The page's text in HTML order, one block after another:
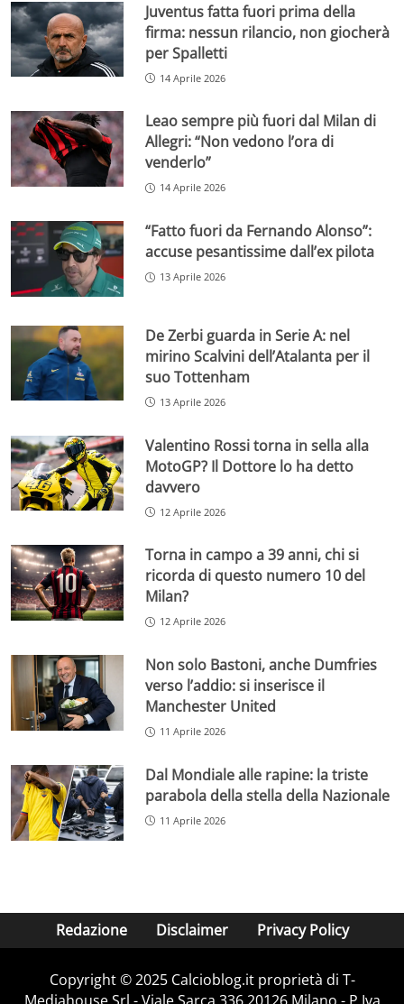
Juventus fatta fuori prima della
firma: nessun rilancio, non giocherà
per Spalletti
14 Aprile 2026
Leao sempre più fuori dal Milan di
Allegri: “Non vedono l’ora di
venderlo”
14 Aprile 2026
“Fatto fuori da Fernando Alonso”:
accuse pesantissime dall’ex pilota
13 Aprile 2026
De Zerbi guarda in Serie A: nel
mirino Scalvini dell’Atalanta per il
suo Tottenham
13 Aprile 2026
Valentino Rossi torna in sella alla
MotoGP? Il Dottore lo ha detto
davvero
12 Aprile 2026
Torna in campo a 39 anni, chi si
ricorda di questo numero 10 del
Milan?
12 Aprile 2026
Non solo Bastoni, anche Dumfries
verso l’addio: si inserisce il
Manchester United
11 Aprile 2026
Dal Mondiale alle rapine: la triste
parabola della stella della Nazionale
11 Aprile 2026
Redazione Disclaimer Privacy Policy
Copyright © 2025 Calcioblog.it proprietà di T-
Mediahouse Srl - Viale Sarca 336 20126 Milano - P.Iva